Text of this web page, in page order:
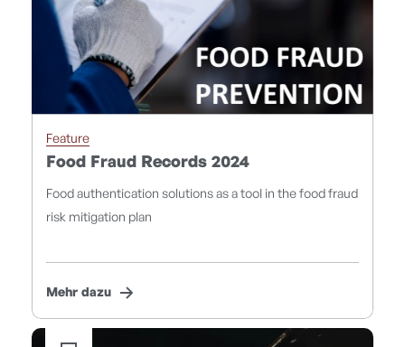
Feature
Food Fraud Records 2024
Food authentication solutions as a tool in the food fraud
risk mitigation plan
Mehr dazu